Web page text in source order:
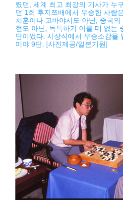
렸던, 세계 최고 최강의 기사가 누
던 1회 후지쯔배에서 우승한 사람
치훈이나 고바야시도 아닌, 중국
현도 아닌, 독특하기 이를 데 없는
단이었다. 시상식에서 우승소감을
미야 9단. [사진제공/일본기원]